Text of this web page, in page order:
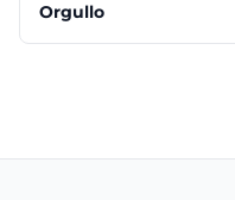
Orgullo